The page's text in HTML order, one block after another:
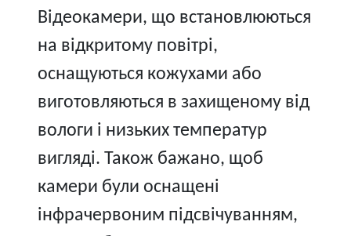
Відеокамери, що встановлюються
на відкритому повітрі,
оснащуються кожухами або
виготовляються в захищеному від
вологи і низьких температур
вигляді. Також бажано, щоб
камери були оснащені
інфрачервоним підсвічуванням,